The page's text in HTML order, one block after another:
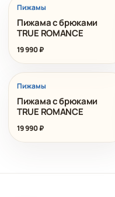
Пижамы
Пижама с брюками
TRUE ROMANCE
19 990₽
Пижамы
Пижама с брюками
TRUE ROMANCE
19 990₽